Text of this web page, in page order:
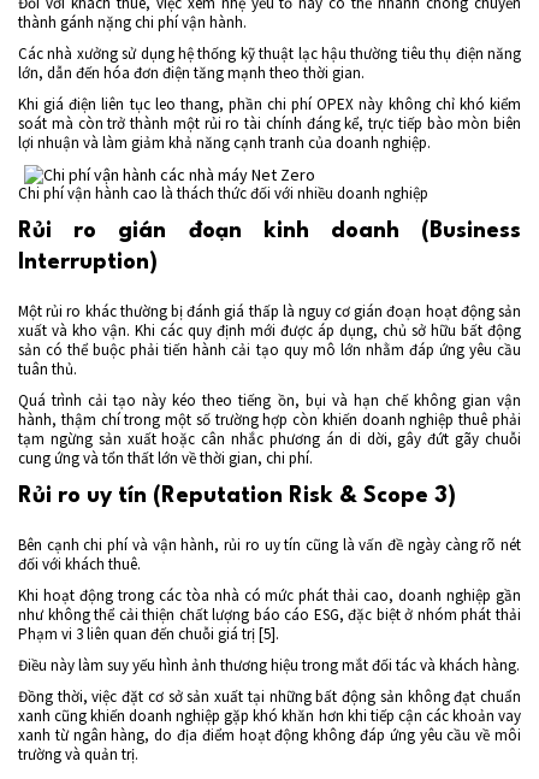
thành gánh nặng chi phí vận hành.
Các nhà xưởng sử dụng hệ thống kỹ thuật lạc hậu thường tiêu thụ điện năng
lớn, dẫn đến hóa đơn điện tăng mạnh theo thời gian.
Khi giá điện liên tục leo thang, phần chi phí OPEX này không chỉ khó kiểm
soát mà còn trở thành một rủi ro tài chính đáng kể, trực tiếp bào mòn biên
lợi nhuận và làm giảm khả năng cạnh tranh của doanh nghiệp.
Chi phí vận hành cao là thách thức đối với nhiều doanh nghiệp
Rủi ro gián đoạn kinh doanh (Business
Interruption)
Một rủi ro khác thường bị đánh giá thấp là nguy cơ gián đoạn hoạt động sản
xuất và kho vận. Khi các quy định mới được áp dụng, chủ sở hữu bất động
sản có thể buộc phải tiến hành cải tạo quy mô lớn nhằm đáp ứng yêu cầu
tuân thủ.
Quá trình cải tạo này kéo theo tiếng ồn, bụi và hạn chế không gian vận
hành, thậm chí trong một số trường hợp còn khiến doanh nghiệp thuê phải
tạm ngừng sản xuất hoặc cân nhắc phương án di dời, gây đứt gãy chuỗi
cung ứng và tổn thất lớn về thời gian, chi phí.
Rủi ro uy tín (Reputation Risk & Scope 3)
Bên cạnh chi phí và vận hành, rủi ro uy tín cũng là vấn đề ngày càng rõ nét
đối với khách thuê.
Khi hoạt động trong các tòa nhà có mức phát thải cao, doanh nghiệp gần
như không thể cải thiện chất lượng báo cáo ESG, đặc biệt ở nhóm phát thải
Phạm vi 3 liên quan đến chuỗi giá trị [5].
Điều này làm suy yếu hình ảnh thương hiệu trong mắt đối tác và khách hàng.
Đồng thời, việc đặt cơ sở sản xuất tại những bất động sản không đạt chuẩn
xanh cũng khiến doanh nghiệp gặp khó khăn hơn khi tiếp cận các khoản vay
xanh từ ngân hàng, do địa điểm hoạt động không đáp ứng yêu cầu về môi
trường và quản trị.